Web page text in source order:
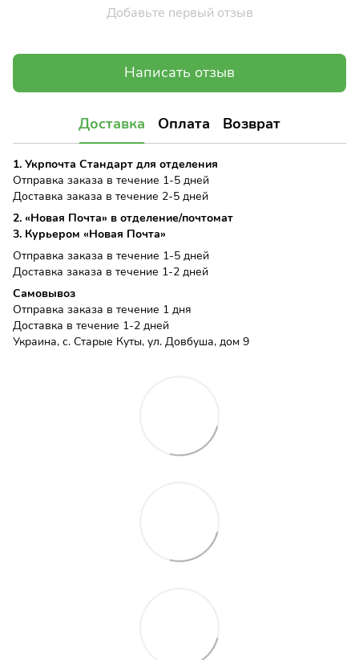
Добавьте первый отзыв
Написать отзыв
Доставка Оплата Возврат
1. Укрпочта Стандарт для отделения
Отправка заказа в течение 1-5 дней
Доставка заказа в течение 2-5 дней
2. «Новая Почта» в отделение/почтомат
3. Курьером «Новая Почта»
Отправка заказа в течение 1-5 дней
Доставка заказа в течение 1-2 дней
Самовывоз
Отправка заказа в течение 1 дня
Доставка в течение 1-2 дней
Украина, с. Старые Куты, ул. Довбуша, дом 9